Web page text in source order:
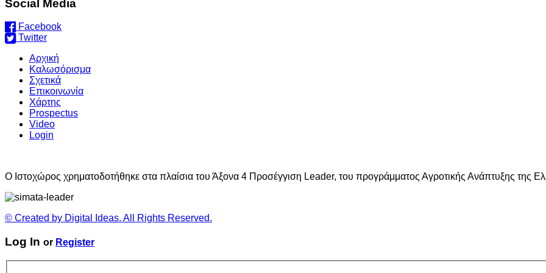
Social Media
Facebook
Twitter
Αρχική
Καλωσόρισμα
Σχετικά
Επικοινωνία
Χάρτης
Prospectus
Video
Login
O Ιστοχώρος χρηματοδοτήθηκε στα πλαίσια του Άξονα 4 Προσέγγιση Leader, του προγράμματος Αγροτικής Ανάπτυξης της
© Created by Digital Ideas. All Rights Reserved.
Log In or Register